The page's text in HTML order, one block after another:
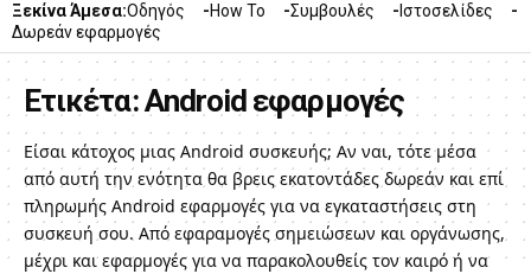
Ξεκίνα Άμεσα:Οδηγός How To Συμβουλές
Ιστοσελίδες
Δωρεάν εφαρμογές
Ετικέτα:Android εφαρμογές
Είσαι κάτοχος μιας Android συσκευής; Αν ναι, τότε μέσα
από αυτή την ενότητα θα βρεις εκατοντάδες δωρεάν και επί
πληρωμής Android εφαρμογές για να εγκαταστήσεις στη
συσκευή σου. Από εφαραμογές σημειώσεων και οργάνωσης,
μέχρι και εφαρμογές για να παρακολουθείς τον καιρό ή να